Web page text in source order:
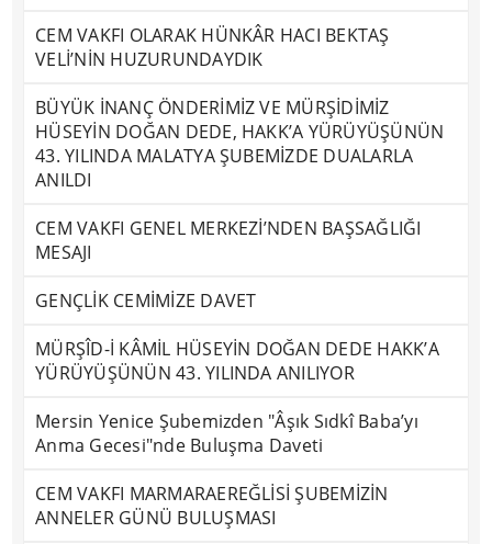
CEM VAKFI OLARAK HÜNKÂR HACI BEKTAŞ
VELİ’NİN HUZURUNDAYDIK
BÜYÜK İNANÇ ÖNDERİMİZ VE MÜRŞİDİMİZ
HÜSEYİN DOĞAN DEDE, HAKK’A YÜRÜYÜŞÜNÜN
43. YILINDA MALATYA ŞUBEMİZDE DUALARLA
ANILDI
CEM VAKFI GENEL MERKEZİ’NDEN BAŞSAĞLIĞI
MESAJI
GENÇLİK CEMİMİZE DAVET
MÜRŞÎD-İ KÂMİL HÜSEYİN DOĞAN DEDE HAKK’A
YÜRÜYÜŞÜNÜN 43. YILINDA ANILIYOR
Mersin Yenice Şubemizden "Âşık Sıdkî Baba’yı
Anma Gecesi"nde Buluşma Daveti
CEM VAKFI MARMARAEREĞLİSİ ŞUBEMİZİN
ANNELER GÜNÜ BULUŞMASI